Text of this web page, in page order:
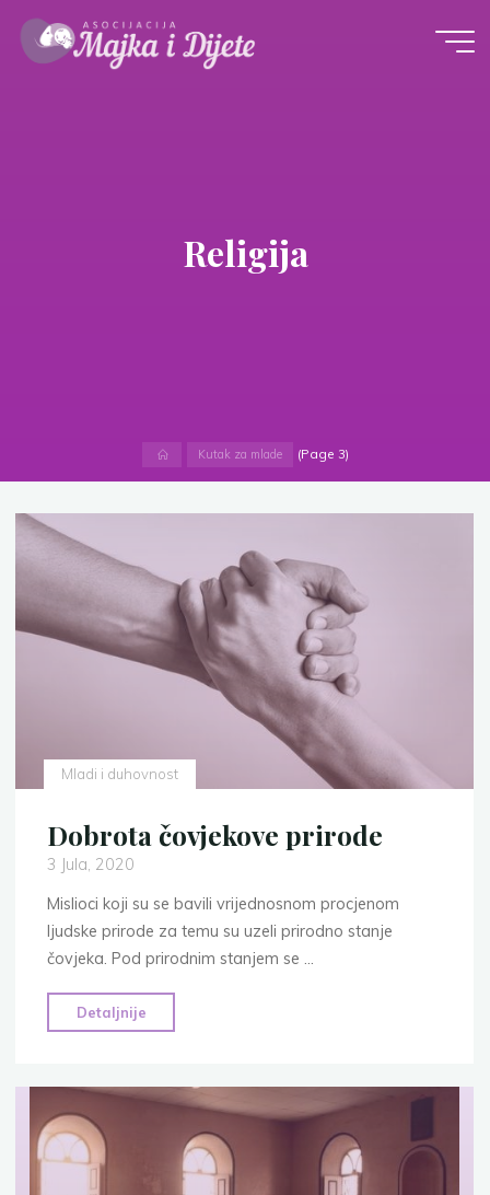
content
Religija
Kutak za mlade (Page 3)
Mladi i duhovnost
Dobrota čovjekove prirode
3 Jula, 2020
Mislioci koji su se bavili vrijednosnom procjenom
ljudske prirode za temu su uzeli prirodno stanje
čovjeka. Pod prirodnim stanjem se …
Detaljnije
čovjekove